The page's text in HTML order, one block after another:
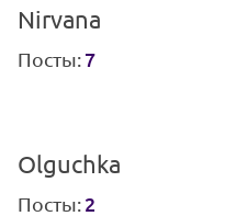
Nirvana
Посты: 7
Olguchka
Посты: 2